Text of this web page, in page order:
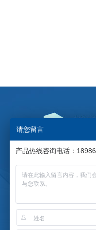
广州仪德精密
GUANGZHOU YIDE
公司地址：广州市
备 案 号 ：粤ICP备
请您留言
产品热线咨询电话：